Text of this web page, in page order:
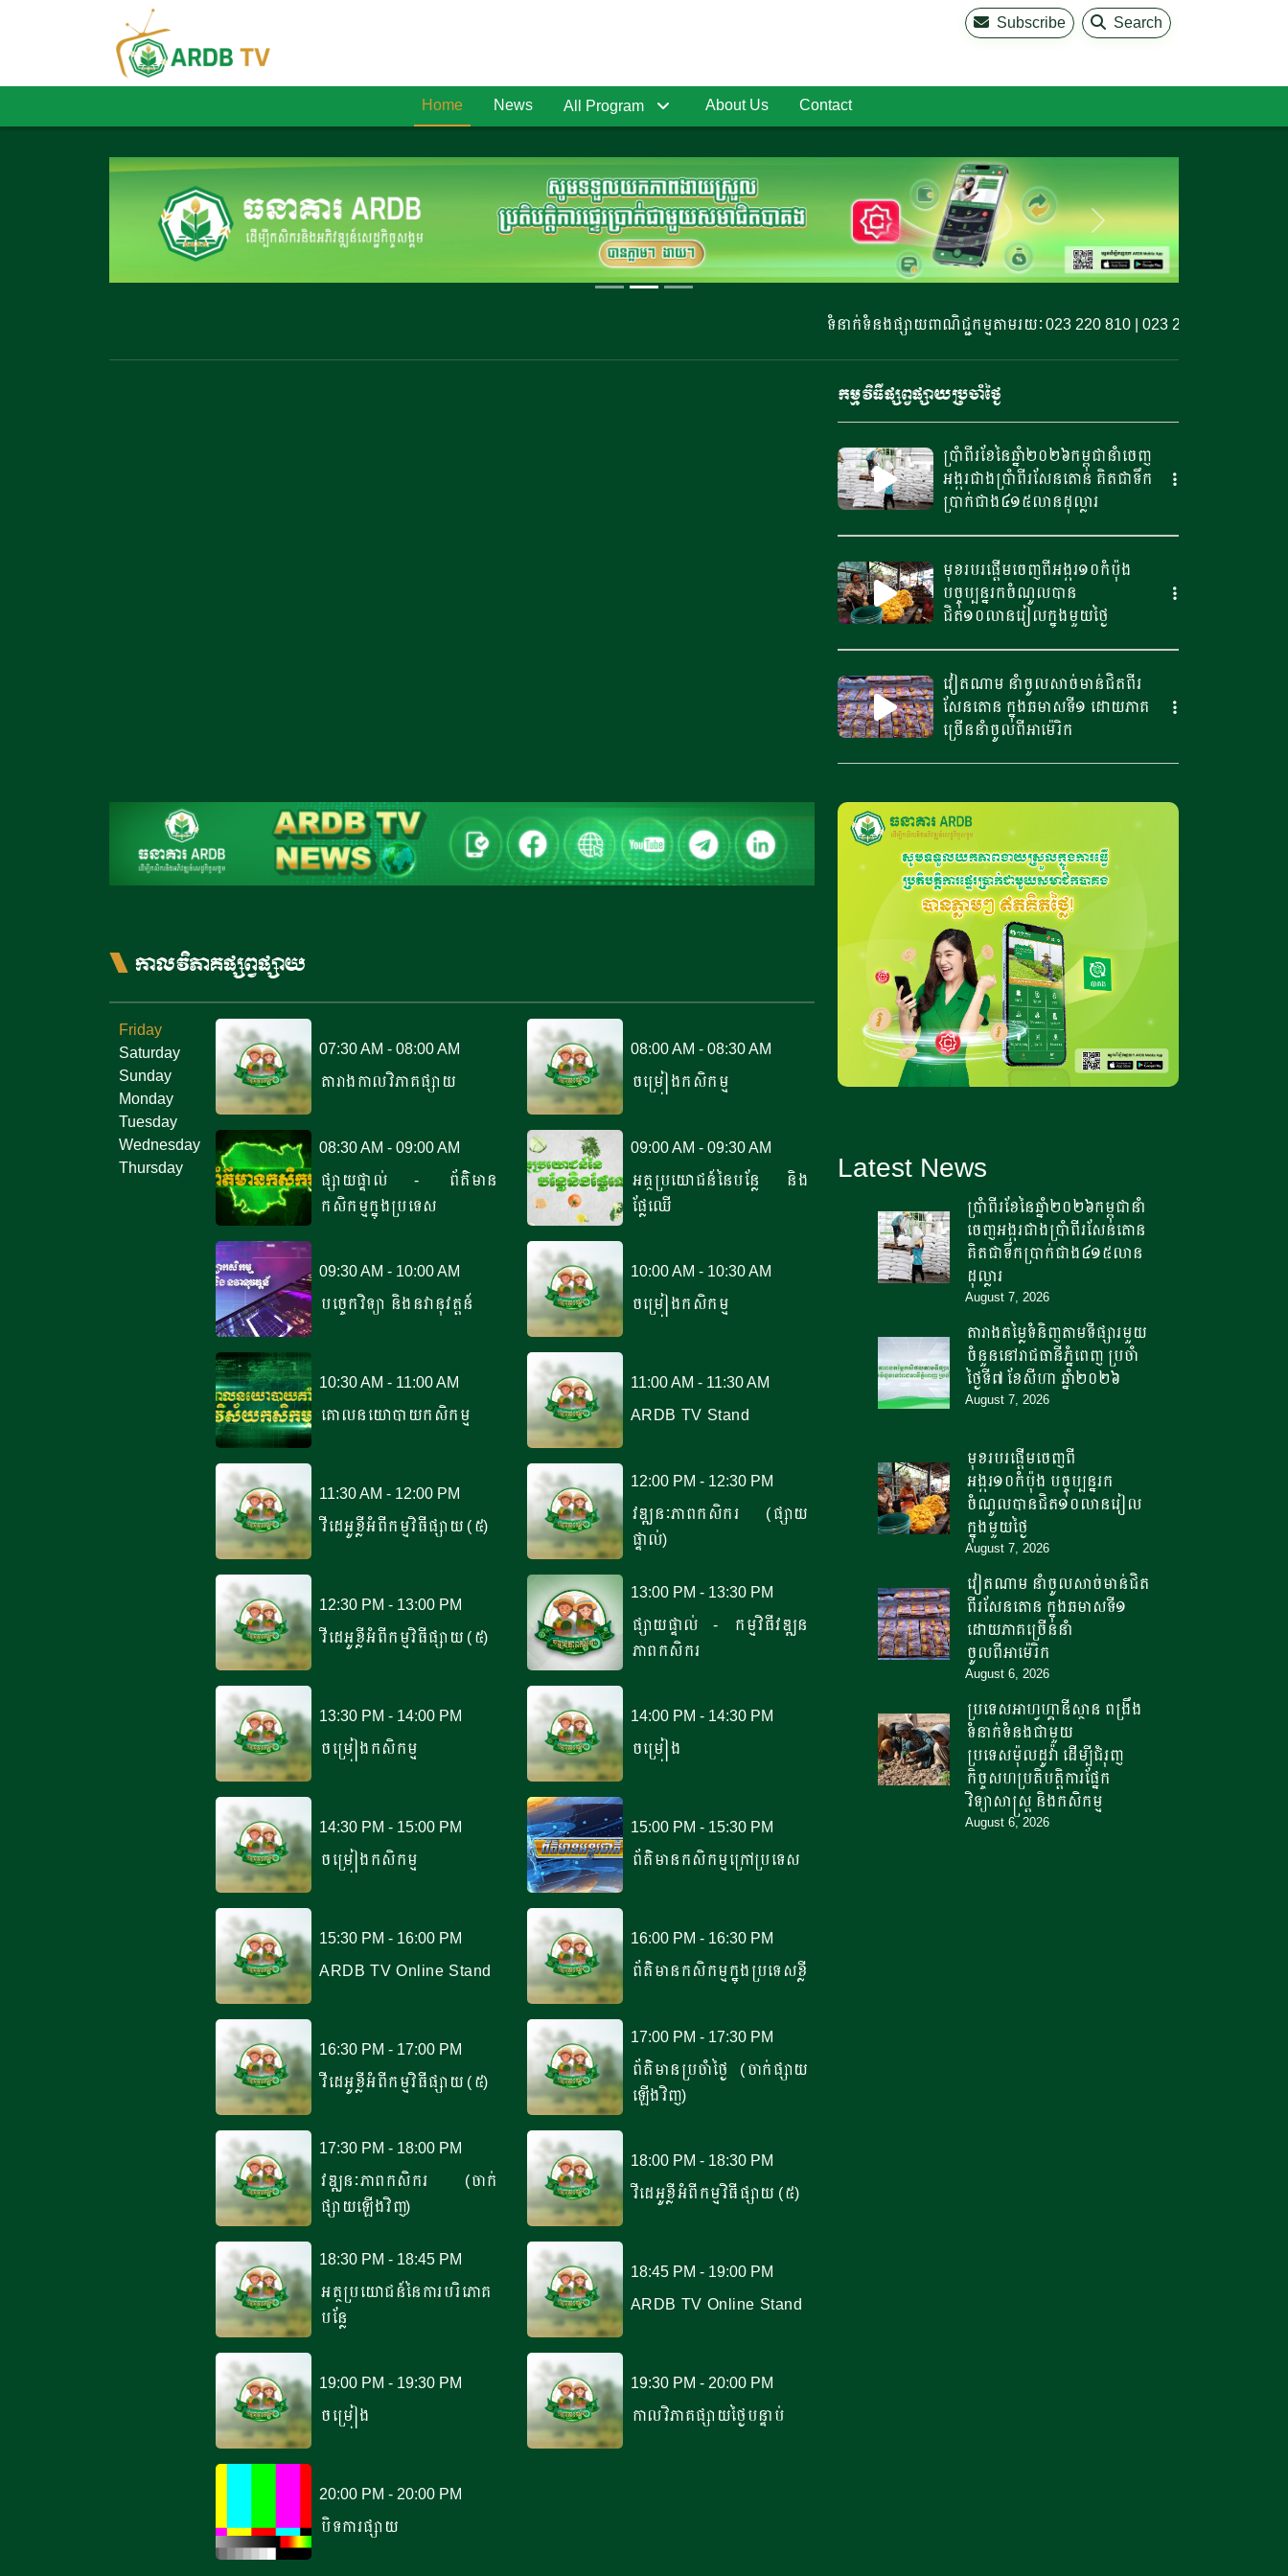
Subscribe Search
Home News All Program About Us Contact
ទំនាក់ទំនងផ្សាយពាណិជ្ជកម្មតាមរយៈ 023 220 810 | 023 220 811 | 099 327
កម្មវិធីផ្សព្វផ្សាយប្រចំាថ្ងៃ
ប្រាំពីរខែនៃឆ្នាំ​២០២៦កម្ពុជានាំចេញ
អង្ករជាងប្រាំពីរសែន​តោន គិតជាទឹក
ប្រាក់​ជាង៤១៥លានដុល្លារ
មុខរបរផ្តើមចេញពីអង្ករ១០កំប៉ុង​
បច្ចុប្បន្ន​រកចំណូលបាន​
ជិត១០លានរៀលក្នុងមួយថ្ងៃ
វៀតណាម នាំចូលសាច់មាន់ជិតពីរ
សែនតោន ក្នុងឆមាសទី១ ដោយភាគ
ច្រើននាំចូលពីអាម៉េរិក
ទំនងជាមួយប្រទេសម៉ុលដូវ៉ា ដើម្បីជំរុញ
កិច្ចសហប្រតិបត្តិការផ្នែកវិទ្យាសាស្ត្រ
និងកសិកម្ម
ម្ចាស់ចម្ការក្រូចនៅស្រុកក្រវាញ ចង់
ឃើញក្រូចពោធិ៍សាត់មានម៉ាកសម្គាល់
សមូហភាព
អ្នកវិទ្យាសាស្ត្រព្រមានពីផលប៉ះពាល់
ធំៗលើប្រទេសនូវែលសេឡង់ ទោះបីមិន
ទាន់កើតឡើងក៏ដោយ
កសិកម្មទំនើបមួយនៅស្រុកឯកភ្នំ​
០០០តោ​ន​
ឡាវកំពុងសិក្សាគម្រោងឥណទានកាបូន
សម្រាប់ការដាំដំណាំស្រូវ
កម្ពុជា និង ADB ចុះហត្ថលេខាលើកម្ចី
សម្បទាន២៥០លានដុល្លារ គាំទ្រកម្មវិធី
រក្សាស្ថិរភាពសេដ្ឋកិច្ច
រាជរដ្ឋាភិបាលអន្តរាគមន៍ជួយសង្គ្រោះ
ស្រូវជិត១៥ម៉ឺនហិកតា ខណៈភាពរាំង
ស្ងួតប៉ះពាល់ប្រាំបីខេត្ត
កាលវិភាគផ្សព្វផ្សាយ
Friday
Saturday
Sunday
Monday
Tuesday
Wednesday
Thursday
07:30 AM - 08:00 AM
តារាងកាលវិភាគផ្សាយ
08:00 AM - 08:30 AM
ចម្រៀងកសិកម្ម
08:30 AM - 09:00 AM
ផ្សាយផ្ទាល់ - ព័ត៌មាន
កសិកម្មក្នុងប្រទេស
09:00 AM - 09:30 AM
អត្ថប្រយោជន៍នៃ​បន្លែ​ និង
ផ្លែឈើ
09:30 AM - 10:00 AM
បច្ចេកវិទ្យា និងនវានុវត្តន៍
10:00 AM - 10:30 AM
ចម្រៀងកសិកម្ម
10:30 AM - 11:00 AM
គោលនយោបាយកសិកម្ម
11:00 AM - 11:30 AM
ARDB TV Stand
11:30 AM - 12:00 PM
វីដេអូខ្លីអំពីកម្មវិធីផ្សាយ (៥)
12:00 PM - 12:30 PM
វឌ្ឍនៈភាពកសិករ (ផ្សាយ
ផ្ទាល់)
12:30 PM - 13:00 PM
វីដេអូខ្លីអំពីកម្មវិធីផ្សាយ (៥)
13:00 PM - 13:30 PM
ផ្សាយផ្ទាល់ - កម្មវិធីវឌ្ឍន
ភាពកសិករ
13:30 PM - 14:00 PM
ចម្រៀងកសិកម្ម
14:00 PM - 14:30 PM
ចម្រៀង
14:30 PM - 15:00 PM
ចម្រៀងកសិកម្ម
15:00 PM - 15:30 PM
ព័ត៌មានកសិកម្មក្រៅប្រទេស
15:30 PM - 16:00 PM
ARDB TV Online Stand
16:00 PM - 16:30 PM
ព័ត៌មានកសិកម្មក្នុងប្រទេសខ្លី
16:30 PM - 17:00 PM
វីដេអូខ្លីអំពីកម្មវិធីផ្សាយ (៥)
17:00 PM - 17:30 PM
ព័ត៌មានប្រចាំថ្ងៃ (ចាក់ផ្សាយ
ឡើងវិញ)
17:30 PM - 18:00 PM
វឌ្ឍនៈភាពកសិករ (ចាក់
ផ្សាយឡើងវិញ)
18:00 PM - 18:30 PM
វីដេអូខ្លីអំពីកម្មវិធីផ្សាយ (៥)
18:30 PM - 18:45 PM
អត្ថប្រយោជន៍នៃការបរិភោគ
បន្លែ
18:45 PM - 19:00 PM
ARDB TV Online Stand
19:00 PM - 19:30 PM
ចម្រៀង
19:30 PM - 20:00 PM
កាលវិភាគផ្សាយថ្ងៃបន្ទាប់
20:00 PM - 20:00 PM
បិទការផ្សាយ
Latest News
ប្រាំពីរខែនៃឆ្នាំ​២០២៦កម្ពុជានាំ
ចេញអង្ករជាងប្រាំពីរសែន​តោន
គិតជាទឹកប្រាក់​ជាង៤១៥លាន
ដុល្លារ
August 7, 2026
តារាងតម្លៃទំនិញតាមទីផ្សារមួយ
ចំនួននៅរាជធានីភ្នំពេញ ប្រចាំ
ថ្ងៃទី៧ ខែសីហា ឆ្នាំ២០២៦
August 7, 2026
មុខរបរផ្តើមចេញពី
អង្ករ១០កំប៉ុង​ បច្ចុប្បន្ន​រក
ចំណូលបាន​ជិត១០លានរៀល
ក្នុងមួយថ្ងៃ
August 7, 2026
វៀតណាម នាំចូលសាច់មាន់ជិត
ពីរសែនតោន ក្នុងឆមាសទី១
ដោយភាគច្រើននាំ
ចូលពីអាម៉េរិក
August 6, 2026
ប្រទេសអាហ្វហ្គានីស្ថាន ពង្រឹង
ទំនាក់ទំនងជាមួយ
ប្រទេសម៉ុលដូវ៉ា ដើម្បីជំរុញ
កិច្ចសហប្រតិបត្តិការផ្នែក
វិទ្យាសាស្ត្រ និងកសិកម្ម
August 6, 2026